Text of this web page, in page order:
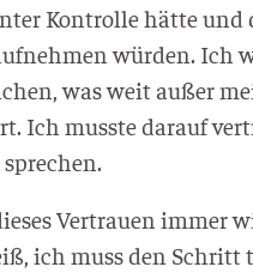
Kon­trol­le hät­te und
wür­den. Ich
was weit außer
Ich muss­te dar­auf
Ver­trau­en immer
ich muss den